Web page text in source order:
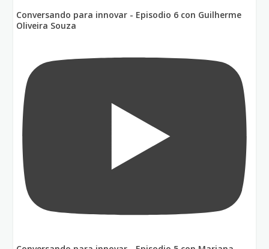
Conversando para innovar - Episodio 6 con Guilherme
Oliveira Souza